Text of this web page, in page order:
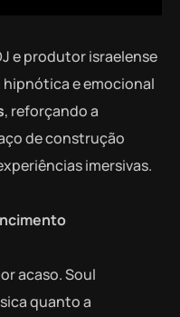
e produtor israelense
e emocional
, reforçando a
de construção
imersivas.
acaso. Soul
quanto a